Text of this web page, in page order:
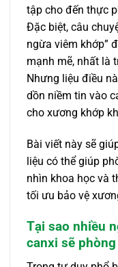
tập cho đến thực
Đặc biệt, câu
ngừa viêm khớp”
mạnh mẽ, nhất là
Nhưng liệu điều
dồn niềm tin vào
cho xương khớp
Bài viết này sẽ
liệu có thể giúp
nhìn khoa học và
tối ưu bảo vệ
Tại sao nhiều
canxi sẽ